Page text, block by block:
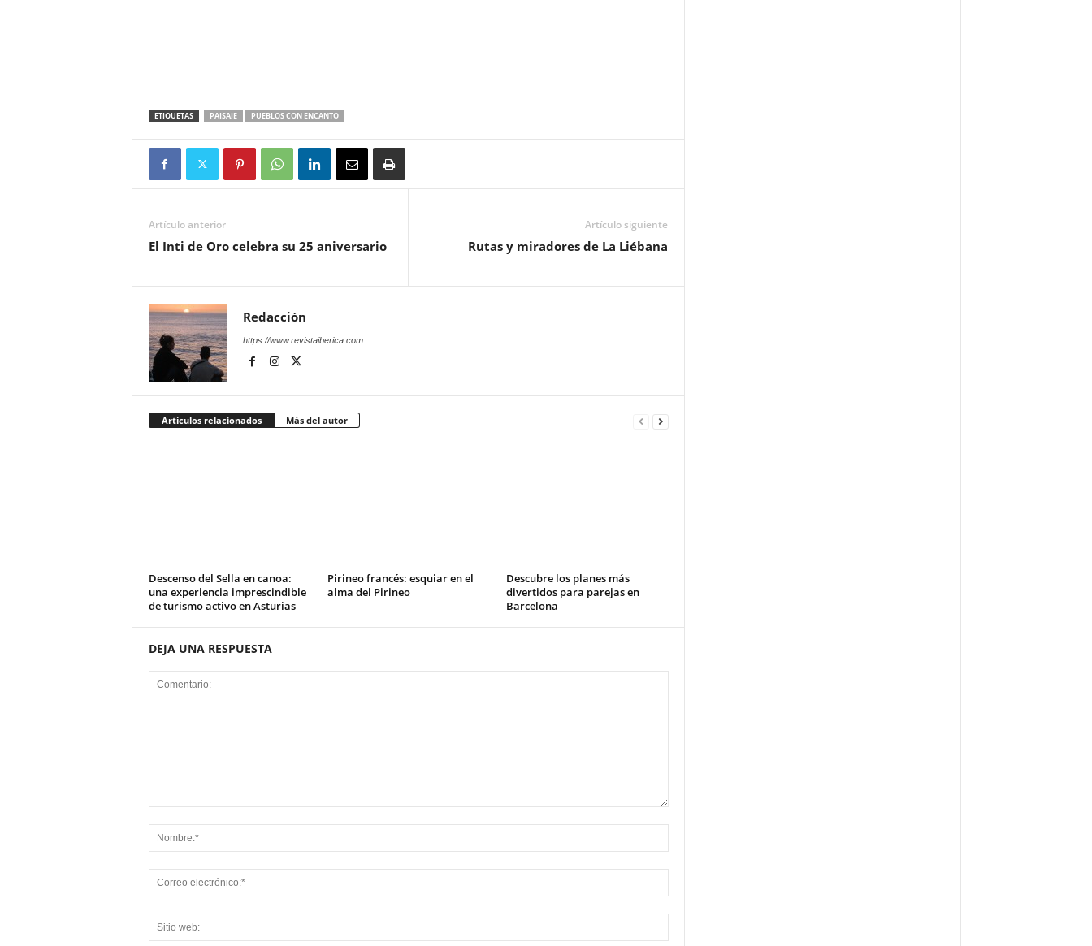
ETIQUETAS PAISAJE PUEBLOS CON ENCANTO
Artículo anterior
El Inti de Oro celebra su 25 aniversario
Artículo siguiente
Rutas y miradores de La Liébana
Redacción
https://www.revistaiberica.com
Artículos relacionados Más del autor
Descenso del Sella en canoa:
una experiencia imprescindible
de turismo activo en Asturias
Pirineo francés: esquiar en el
alma del Pirineo
Descubre los planes más
divertidos para parejas en
Barcelona
DEJA UNA RESPUESTA